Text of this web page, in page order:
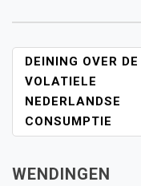
BERICHT
NAVIGATIE
DEINING OVER DE
VOLATIELE
NEDERLANDSE
CONSUMPTIE
WENDINGEN